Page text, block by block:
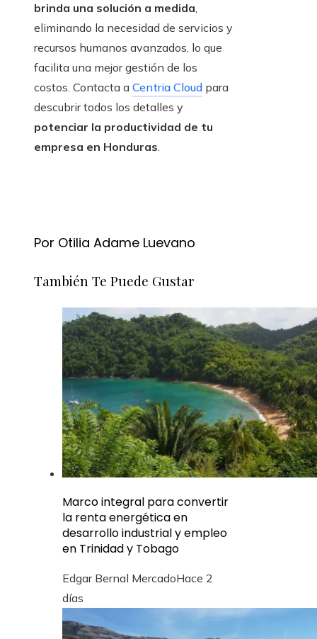
brinda una solución a medida,
eliminando la necesidad de servicios y
recursos humanos avanzados, lo que
facilita una mejor gestión de los
costos. Contacta a Centria Cloud para
descubrir todos los detalles y
potenciar la productividad de tu
empresa en Honduras.
Por Otilia Adame Luevano
También Te Puede Gustar
Marco integral para convertir
la renta energética en
desarrollo industrial y empleo
en Trinidad y Tobago
Edgar Bernal MercadoHace 2
días